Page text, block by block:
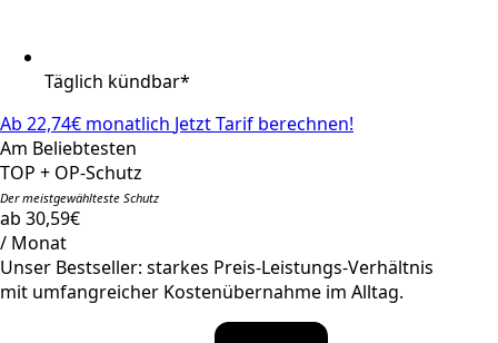
Täglich kündbar*
Ab 22,74€ monatlich Jetzt Tarif berechnen!
Am Beliebtesten
TOP + OP-Schutz
Der meistgewählteste Schutz
ab 30,59€
/ Monat
Unser Bestseller: starkes Preis-Leistungs-Verhältnis
mit umfangreicher Kostenübernahme im Alltag.